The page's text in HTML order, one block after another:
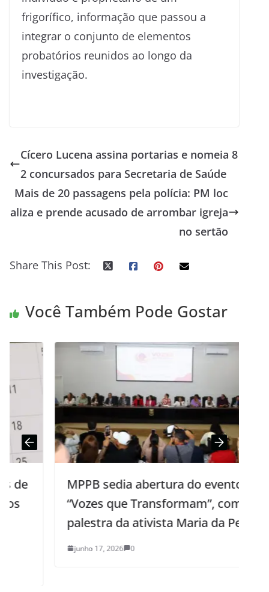
frigorífico, informação que passou a
integrar o conjunto de elementos
probatórios reunidos ao longo da
investigação.
Cícero Lucena assina portarias e nomeia 8
2 concursados para Secretaria de Saúde
Mais de 20 passagens pela polícia: PM loc
aliza e prende acusado de arrombar igreja
no sertão
Share This Post:
Você Também Pode Gostar
MPPB sedia abertura do evento
“Vozes que Transformam”, com
palestra da ativista Maria da Penha
junho 17, 2026 0